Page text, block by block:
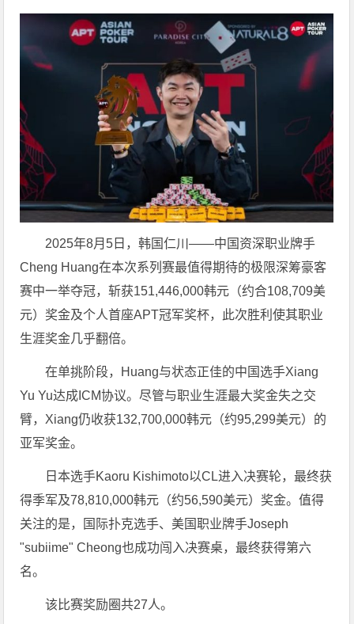
2025年8月5日，韩国仁川——中国资深职业牌手
Cheng Huang在本次系列赛最值得期待的极限深筹豪客
赛中一举夺冠，斩获151,446,000韩元（约合108,709美
元）奖金及个人首座APT冠军奖杯，此次胜利使其职业
生涯奖金几乎翻倍。
在单挑阶段，Huang与状态正佳的中国选手Xiang
Yu Yu达成ICM协议。尽管与职业生涯最大奖金失之交
臂，Xiang仍收获132,700,000韩元（约95,299美元）的
亚军奖金。
日本选手Kaoru Kishimoto以CL进入决赛轮，最终获
得季军及78,810,000韩元（约56,590美元）奖金。值得
关注的是，国际扑克选手、美国职业牌手Joseph
"subiime" Cheong也成功闯入决赛桌，最终获得第六
名。
该比赛奖励圈共27人。